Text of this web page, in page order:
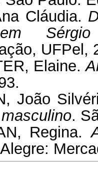
Cláudia.
Sérgio
UFPel,
Elaine.
João
.
Regina.